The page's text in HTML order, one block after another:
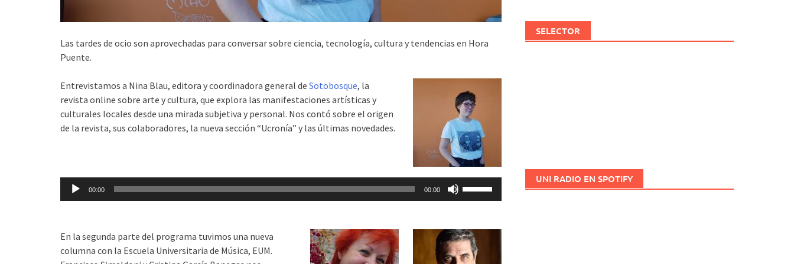
Las tardes de ocio son aprovechadas para conversar sobre ciencia, tecnología, cultura y tendencias en Hora
Puente.
Entrevistamos a Nina Blau, editora y coordinadora general de Sotobosque, la
revista online sobre arte y cultura, que explora las manifestaciones artísticas y
culturales locales desde una mirada subjetiva y personal. Nos contó sobre el origen
de la revista, sus colaboradores, la nueva sección “Ucronía” y las últimas novedades.
Reproductor
00:00 00:00
flecha
arriba/abajo
En la segunda parte del programa tuvimos una nueva
columna con la Escuela Universitaria de Música, EUM.
SELECTOR
UNI RADIO EN SPOTIFY